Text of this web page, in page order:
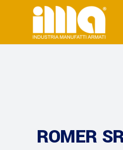
ROMER